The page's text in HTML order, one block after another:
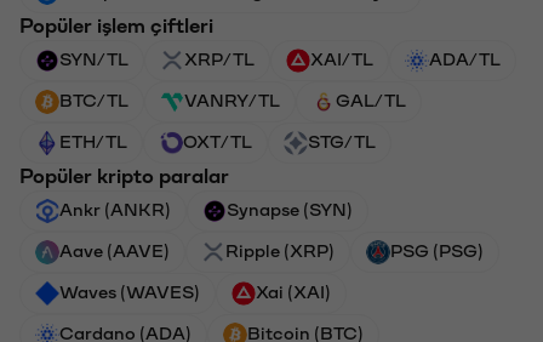
Popüler işlem çiftleri
SYN/TL XRP/TL XAI/TL ADA/TL
BTC/TL VANRY/TL GAL/TL
ETH/TL OXT/TL STG/TL
Popüler kripto paralar
Ankr (ANKR) Synapse (SYN)
Aave (AAVE) Ripple (XRP) PSG (PSG)
Waves (WAVES) Xai (XAI)
Cardano (ADA) Bitcoin (BTC)